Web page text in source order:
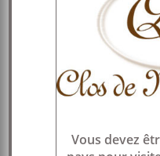
Poster le
vous
Vous devez